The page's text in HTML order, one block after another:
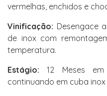
vermelhas, enchidos e
Vinificação: Desengace
de inox com
temperatura.
Estágio:12 Meses
continuando em cuba